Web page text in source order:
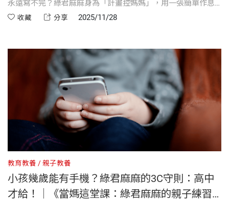
永遠寫不完？綠君麻麻身為「計畫控媽媽」，用一張簡單作息
表，帶孩子從混亂走向有序，從被動到主動。從幼兒到小學
收藏 分享 2025/11/28
教育教養 親子教養
小孩幾歲能有手機？綠君麻麻的3C守則：高中
才給！｜《當媽這堂課：綠君麻麻的親子練習